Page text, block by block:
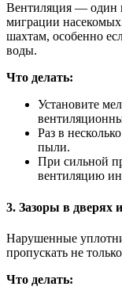
Вентиляция — один
миграции
шахтам, особенно
воды.
Что делать:
Установите
Раз в
пыли.
При сильной
вентиляцию
3. Зазоры в дверях
Нарушенные
пропускать не
Что делать: